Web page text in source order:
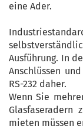
eine Ader.
Ausführung. In
Anschlüssen
RS-232 daher.
Wenn Sie
Glasfaseradern
mieten müssen